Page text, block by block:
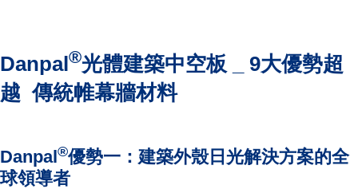
Danpal®光體建築中空板 _ 9大優勢超
越 傳統帷幕牆材料
Danpal®優勢一：建築外殼日光解決方案的全
球領導者